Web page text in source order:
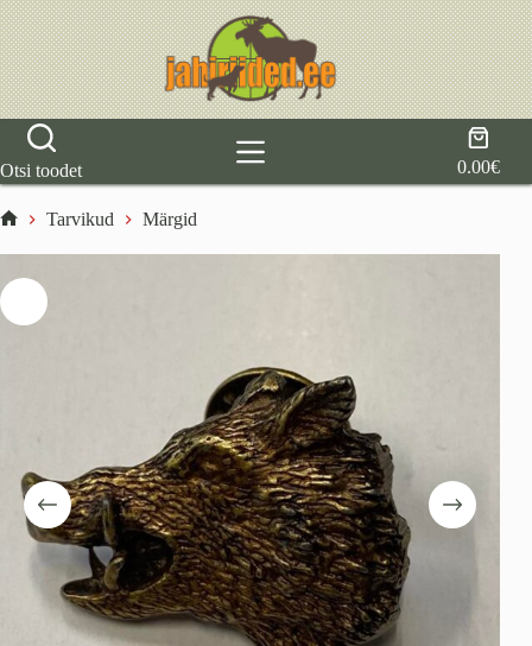
Skip
to
content
Otsi toodet
cart
0.00€
Tarvikud Märgid